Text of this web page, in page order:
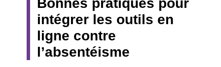
Bonnes pratiques pour
intégrer les outils en
ligne contre
l’absentéisme